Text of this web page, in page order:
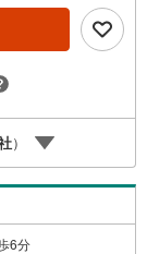
離。1972年築の建
362戸のマンシ
ベ-ション実施で
。■随時！内覧可
はいつでも調整
ります。■不動産
ーンのご相談 ○
弊社買取も行っ
）
6分